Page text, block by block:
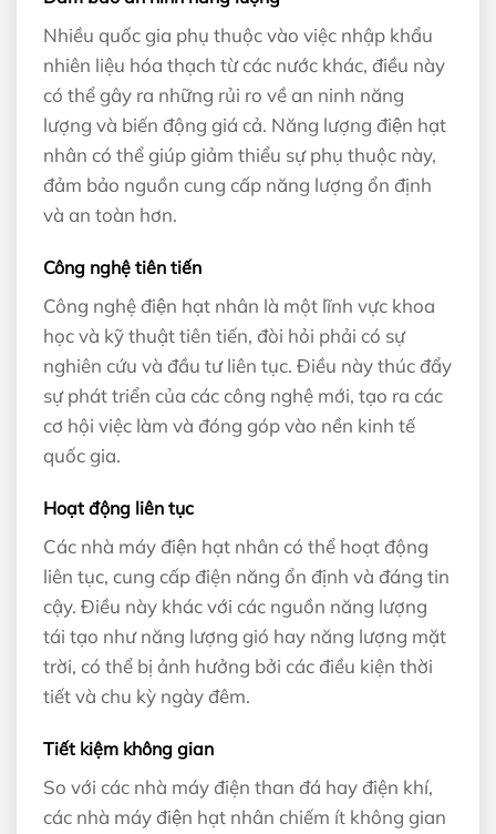
Nhiều quốc gia phụ thuộc vào việc nhập khẩu
nhiên liệu hóa thạch từ các nước khác, điều này
có thể gây ra những rủi ro về an ninh năng
lượng và biến động giá cả. Năng lượng điện hạt
nhân có thể giúp giảm thiểu sự phụ thuộc này,
đảm bảo nguồn cung cấp năng lượng ổn định
và an toàn hơn.
Công nghệ tiên tiến
Công nghệ điện hạt nhân là một lĩnh vực khoa
học và kỹ thuật tiên tiến, đòi hỏi phải có sự
nghiên cứu và đầu tư liên tục. Điều này thúc đẩy
sự phát triển của các công nghệ mới, tạo ra các
cơ hội việc làm và đóng góp vào nền kinh tế
quốc gia.
Hoạt động liên tục
Các nhà máy điện hạt nhân có thể hoạt động
liên tục, cung cấp điện năng ổn định và đáng tin
cậy. Điều này khác với các nguồn năng lượng
tái tạo như năng lượng gió hay năng lượng mặt
trời, có thể bị ảnh hưởng bởi các điều kiện thời
tiết và chu kỳ ngày đêm.
Tiết kiệm không gian
So với các nhà máy điện than đá hay điện khí,
các nhà máy điện hạt nhân chiếm ít không gian